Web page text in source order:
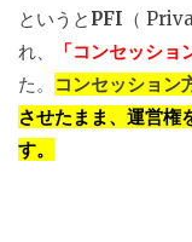
というと PFI （
れ、
「コンセッショ
た。
コンセッション
させたまま、運営権
す。